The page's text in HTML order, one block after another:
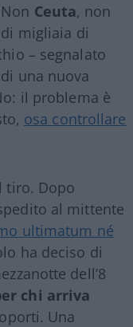
Ceuta, non
migliaia di
– segnalato
una nuova
il problema è
osa controllare
tiro. Dopo
al mittente
ultimatum né
ha deciso di
dell’8
chi arriva
Una